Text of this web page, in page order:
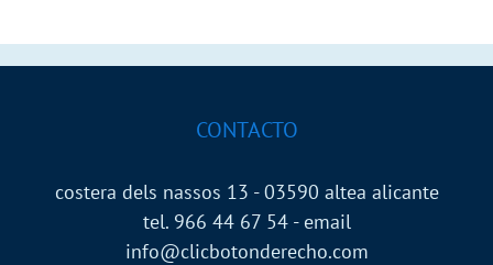
CONTACTO
costera dels nassos 13 - 03590 altea alicante
tel. 966 44 67 54 - email
info@clicbotonderecho.com